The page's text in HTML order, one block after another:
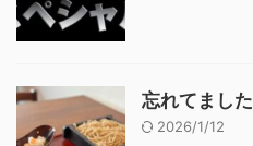
忘れてました
2026/1/12